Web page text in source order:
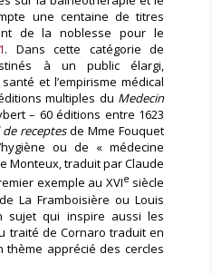
une centaine de titres
de la noblesse pour le
. Dans cette catégorie de
à un public élargi,
et l’empirisme médical
multiples du Medecin
– 60 éditions entre 1623
de receptesde Mme Fouquet
ou de « médecine
Monteux, traduit par Claude
exemple au XVIe siècle
La Framboisière ou Louis
sujet qui inspire aussi les
traité de Cornaro traduit en
apprécié des cercles